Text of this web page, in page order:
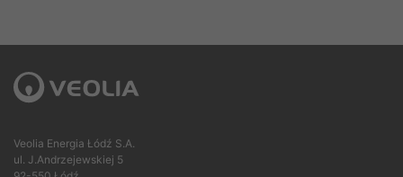
Veolia Energia Łódź S.A.
ul. J.Andrzejewskiej 5